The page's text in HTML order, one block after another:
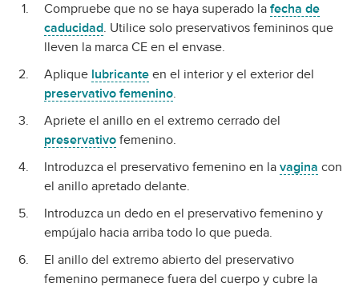
Compruebe que no se haya superado la fecha de
caducidad. Utilice solo preservativos femininos que
lleven la marca CE en el envase.
Aplique lubricante en el interior y el exterior del
preservativo femenino.
Apriete el anillo en el extremo cerrado del
preservativo femenino.
Introduzca el preservativo femenino en la vagina con
el anillo apretado delante.
Introduzca un dedo en el preservativo femenino y
empújalo hacia arriba todo lo que pueda.
El anillo del extremo abierto del preservativo
femenino permanece fuera del cuerpo y cubre la